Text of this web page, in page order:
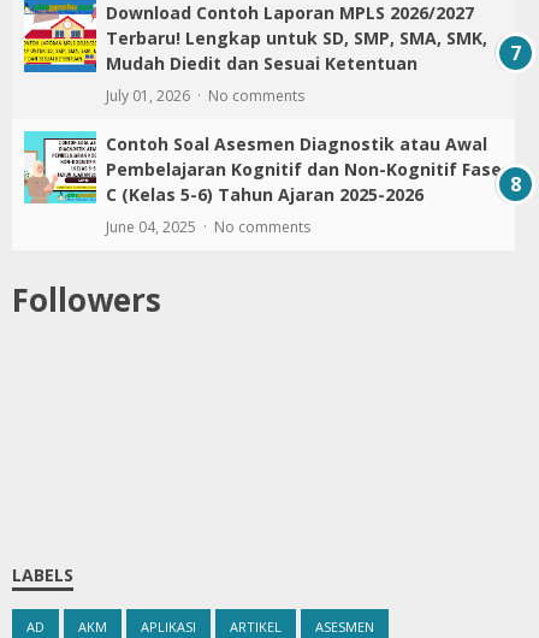
Download Contoh Laporan MPLS 2026/2027
Terbaru! Lengkap untuk SD, SMP, SMA, SMK,
Mudah Diedit dan Sesuai Ketentuan
July 01, 2026 No comments
Contoh Soal Asesmen Diagnostik atau Awal
Pembelajaran Kognitif dan Non-Kognitif Fase
C (Kelas 5-6) Tahun Ajaran 2025-2026
June 04, 2025 No comments
Followers
LABELS
AD AKM APLIKASI ARTIKEL ASESMEN